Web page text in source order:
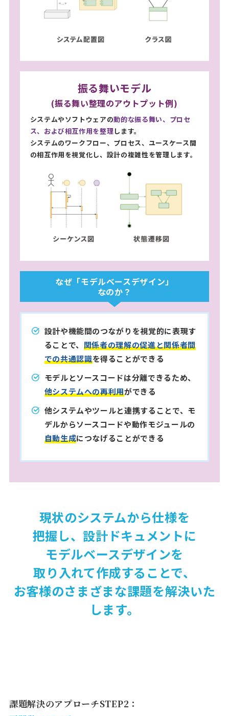
振る舞いモデル
(振る舞い整理のアウトプット例)
システムやソフトウェアの動的な振る舞い、プロセ
ス、および相互作用を整理します。
システムのワークフロー、プロセス、ユースケース間
の相互作用を視覚化し、設計の複雑性を管理します。
なぜ「モデルベースデザイン」
なのか？
設計や機能間のつながりを視覚的に表現す
ることで、 関係者の理解の促進と関係者間
での共通認識を得ることができる
モデルとソースコードは分離できるため、
他システムへの再利用ができる
他システムやツールと連携することで、モ
デルからソースコードや動作モジュールの
自動生成につなげることができる
現状のシステムから仕様を
把握し、設計ドキュメントに
モデルベースデザインを
取り入れて作成することで、
お客様のさまざまな課題を解決いた
します。
課題解決のアプローチSTEP2：